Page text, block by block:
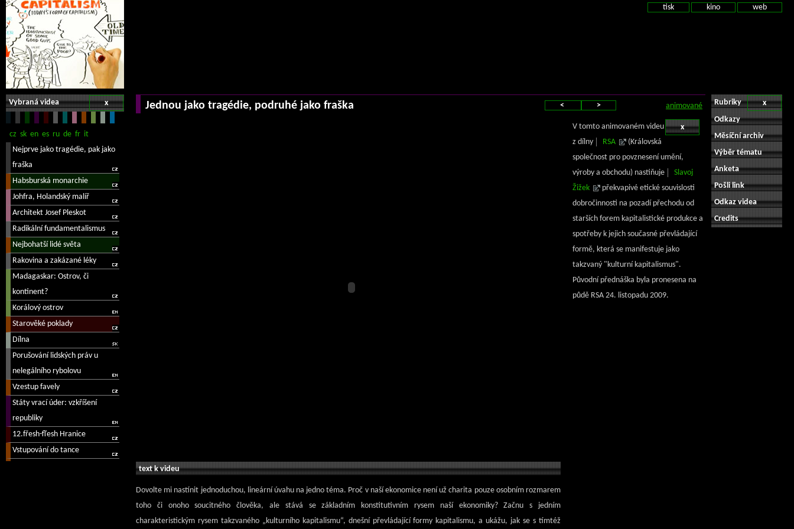
tisk kino web
x
Vybraná videa animované
< >
Jednou jako tragédie, podruhé jako fraška
text k videu
Dovolte mi nastínit jednoduchou, lineární úvahu na jedno téma. Proč v naší ekonomice není už charita pouze osobním rozmarem
toho či onoho soucitného člověka, ale stává se základním konstitutivním rysem naší ekonomiky? Začnu s jedním
charakteristickým rysem takzvaného „kulturního kapitalismu“, dnešní převládající formy kapitalismu, a ukážu, jak se s tímtéž
x
V tomto animovaném videu
z dílny
RSA
(Královská
společnost pro povznesení umění,
výroby a obchodu) nastiňuje
Slavoj
Žižek
překvapivé etické souvislosti
dobročinnosti na pozadí přechodu od
starších forem kapitalistické produkce a
spotřeby k jejich současné převládající
formě, která se manifestuje jako
takzvaný "kulturní kapitalismus".
Původní přednáška byla pronesena na
půdě RSA 24. listopadu 2009.
x
Rubriky
Odkazy
Měsíční archiv
Výběr tématu
Anketa
Pošli link
Odkaz videa
Credits